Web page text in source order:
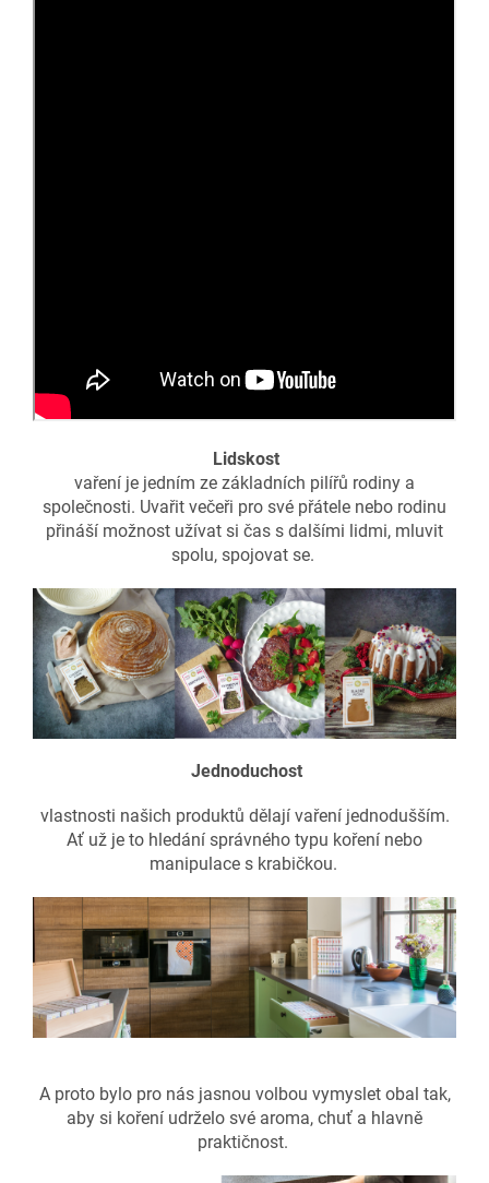
Lidskost
vaření je jedním ze základních pilířů rodiny a
společnosti. Uvařit večeři pro své přátele nebo rodinu
přináší možnost užívat si čas s dalšími lidmi, mluvit
spolu, spojovat se.
Jednoduchost
vlastnosti našich produktů dělají vaření jednodušším.
Ať už je to hledání správného typu koření nebo
manipulace s krabičkou.
A proto bylo pro nás jasnou volbou vymyslet obal tak,
aby si koření udrželo své aroma, chuť a hlavně
praktičnost.